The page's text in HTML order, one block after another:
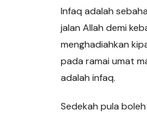
Infaq adalah
jalan Allah demi
menghadiahkan
pada ramai umat
adalah infaq.
Sedekah pula